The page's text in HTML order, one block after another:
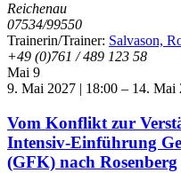
Reichenau
07534/99550
Trainerin/Trainer: Salvason,
+49 (0)761 / 489 123 58
Mai 9
9. Mai 2027 | 18:00 – 14. Mai
Vom Konflikt zur
Intensiv-Einführung
(GFK) nach Rosenberg